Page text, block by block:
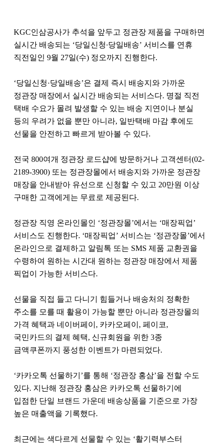
KGC인삼공사가 추석을 앞두고 정관장 제품을 구매하면
실시간 배송되는 ‘당일신청∙당일배송’ 서비스를 연휴
직전일인 9월 27일(수) 정오까지 진행한다.
‘당일신청·당일배송’은 결제 즉시 배송지와 가까운
정관장 매장에서 실시간 배송되는 서비스다. 명절 직전
택배 수요가 몰려 발생할 수 있는 배송 지연이나 분실
등의 우려가 없을 뿐만 아니라, 일반택배 마감 후에도
선물을 안전하고 빠르게 받아볼 수 있다.
전국 800여개 정관장 로드샵에 방문하거나 고객센터(02-
2189-3900) 또는 정관장몰에서 배송지와 가까운 정관장
매장을 안내받아 유선으로 신청할 수 있고 20만원 이상
구매한 고객에게는 무료로 제공된다.
정관장 직영 온라인몰인 ‘정관장몰’에서는 ‘매장픽업’
서비스도 진행한다. ‘매장픽업’ 서비스는 ‘정관장몰’에서
온라인으로 결제하고 알림톡 또는 SMS 제품 교환권을
수령하여 원하는 시간대 원하는 정관장 매장에서 제품
픽업이 가능한 서비스다.
선물을 직접 들고 다니기 힘들거나 배송처의 정확한
주소를 모를 때 활용이 가능할 뿐만 아니라 정관장몰의
가격 혜택과 네이버페이, 카카오페이, 페이코,
국민카드의 결제 혜택, 신규회원을 위한 3종
금액쿠폰까지 풍성한 이벤트가 마련되었다.
‘카카오톡 선물하기’를 통해 ‘정관장 홍삼’을 전할 수도
있다. 지난해 정관장 홍삼은 카카오톡 선물하기에
입점한 단일 브랜드 가운데 배송상품을 기준으로 가장
높은 매출액을 기록했다.
최근에는 색다르게 선물할 수 있는 ‘활기력부스터